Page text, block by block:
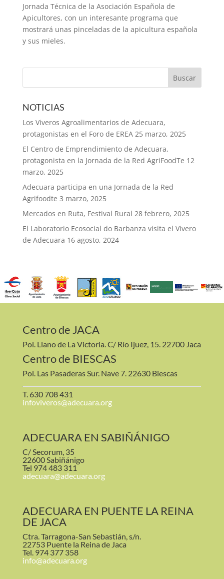
Jornada Técnica de la Asociación Española de
Apicultores, con un interesante programa que
mostrará unas pinceladas de la apicultura española
y sus mieles.
NOTICIAS
Los Viveros Agroalimentarios de Adecuara,
protagonistas en el Foro de EREA 25 marzo, 2025
El Centro de Emprendimiento de Adecuara,
protagonista en la Jornada de la Red AgriFoodTe 12
marzo, 2025
Adecuara participa en una Jornada de la Red
Agrifoodte 3 marzo, 2025
Mercados en Ruta, Festival Rural 28 febrero, 2025
El Laboratorio Ecosocial do Barbanza visita el Vivero
de Adecuara 16 agosto, 2024
Centro de JACA
Pol. Llano de La Victoria. C/ Río Ijuez, 15. 22700 Jaca
Centro de BIESCAS
Pol. Las Pasaderas Sur. Nave 7. 22630 Biescas
T. 630 708 431
infoviveros@adecuara.org
ADECUARA EN SABIÑÁNIGO
C/ Secorum, 35
22600 Sabiñánigo
Tel 974 483 311
adecuara@adecuara.org
ADECUARA EN PUENTE LA REINA
DE JACA
Ctra. Tarragona-San Sebastián, s/n.
22753 Puente la Reina de Jaca
Tel. 974 377 358
info@adecuara.org